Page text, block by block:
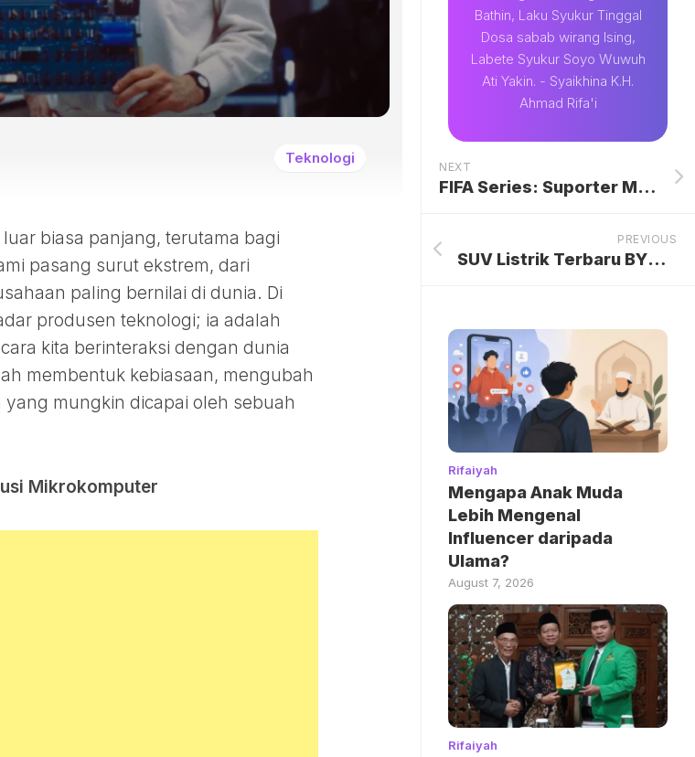
Teknologi
biasa panjang, terutama bagi
pasang surut ekstrem, dari
paling bernilai di dunia. Di
produsen teknologi; ia adalah
kita berinteraksi dengan dunia
membentuk kebiasaan, mengubah
mungkin dicapai oleh sebuah
Mikrokomputer
Bathin, Laku Syukur Tinggal
Dosa sabab wirang Ising,
Labete Syukur Soyo Wuwuh
Ati Yakin. - Syaikhina K.H.
Ahmad Rifa'i
NEXT
FIFA Series: Suporter Menyambut Era Baru Timnas Indonesia dengan Antusiasme Tinggi di SUGBK
PREVIOUS
SUV Listrik Terbaru BYD Meluncur: Jarak Tempuh 710 Km, Pengisian Daya Super Cepat Hanya 9 Menit
Rifaiyah
Mengapa Anak Muda
Lebih Mengenal
Influencer daripada
Ulama?
August 7, 2026
Rifaiyah